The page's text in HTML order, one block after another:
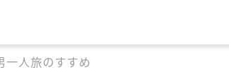
一人旅のすすめ